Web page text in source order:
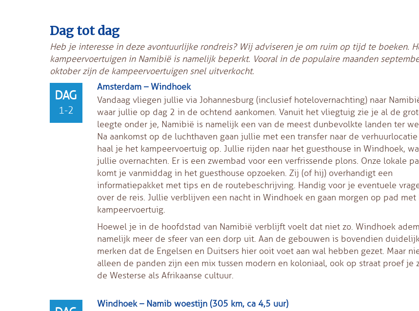
Dag tot dag
Heb je interesse in deze avontuurlijke rondreis? Wij adviseren je om ruim op tijd te boeken.
kampeervoertuigen in Namibië is namelijk beperkt. Vooral in de populaire maanden
oktober zijn de kampeervoertuigen snel uitverkocht.
DAG
1-2
Amsterdam – Windhoek
Vandaag vliegen jullie via Johannesburg (inclusief hotelovernachting) naar
waar jullie op dag 2 in de ochtend aankomen. Vanuit het vliegtuig zie je al de
leegte onder je, Namibië is namelijk een van de meest dunbevolkte landen ter
Na aankomst op de luchthaven gaan jullie met een transfer naar de verhuurlocatie
haal je het kampeervoertuig op. Jullie rijden naar het guesthouse in Windhoek,
jullie overnachten. Er is een zwembad voor een verfrissende plons. Onze lokale
komt je vanmiddag in het guesthouse opzoeken. Zij (of hij) overhandigt een
informatiepakket met tips en de routebeschrijving. Handig voor je eventuele
over de reis. Jullie verblijven een nacht in Windhoek en gaan morgen op pad met
kampeervoertuig.
Hoewel je in de hoofdstad van Namibië verblijft voelt dat niet zo. Windhoek
namelijk meer de sfeer van een dorp uit. Aan de gebouwen is bovendien
merken dat de Engelsen en Duitsers hier ooit voet aan wal hebben gezet. Maar
alleen de panden zijn een mix tussen modern en koloniaal, ook op straat proef je
de Westerse als Afrikaanse cultuur.
Windhoek – Namib woestijn (305 km, ca 4,5 uur)